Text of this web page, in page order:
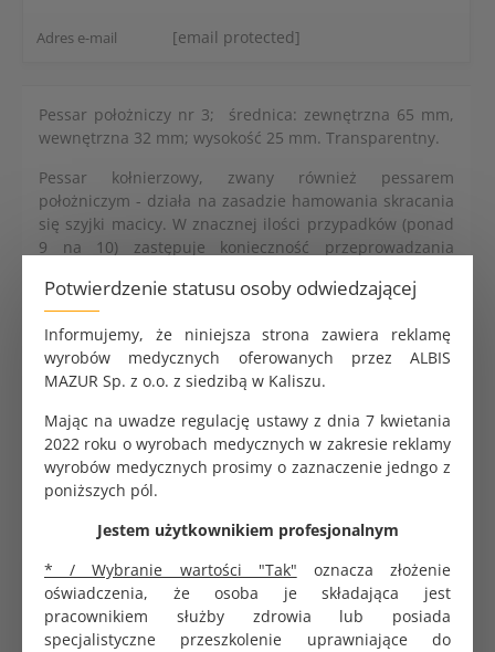
Potwierdzenie statusu osoby odwiedzającej
Informujemy, że niniejsza strona zawiera reklamę
wyrobów medycznych oferowanych przez ALBIS
MAZUR Sp. z o.o. z siedzibą w Kaliszu.
Mając na uwadze regulację ustawy z dnia 7 kwietania
2022 roku o wyrobach medycznych w zakresie reklamy
wyrobów medycznych prosimy o zaznaczenie jedngo z
poniższych pól.
Jestem użytkownikiem profesjonalnym
* / Wybranie wartości "Tak" oznacza złożenie
oświadczenia, że osoba je składająca jest
pracownikiem służby zdrowia lub posiada
specjalistyczne przeszkolenie uprawniające do
Żel do USG ALBIS ultrasound bezbarwny 500ml
4.97 zł
Adres e-mail [email protected]
Pessar położniczy nr 3; średnica: zewnętrzna 65 mm,
wewnętrzna 32 mm; wysokość 25 mm. Transparentny.
Pessar kołnierzowy, zwany również pessarem
położniczym - działa na zasadzie hamowania skracania
się szyjki macicy. W znacznej ilości przypadków (ponad
9 na 10) zastępuje konieczność przeprowadzania
ciśnieniowo-szyjkowej, co jednocześnie pomaga unikać
przedwczesnych porodów.
Przeznaczony dla kobiet w ciąży, u których szyjka
macicy ulega przedwczesnemu skracaniu lub
różnych innych rzadziej występujących dolegliwości u
kobiet w ciąży, takich jak zastój moczu w nerkach, żylaki
kończyn dolnych i sromu oraz zespół bólowy miednicy
mniejszej.